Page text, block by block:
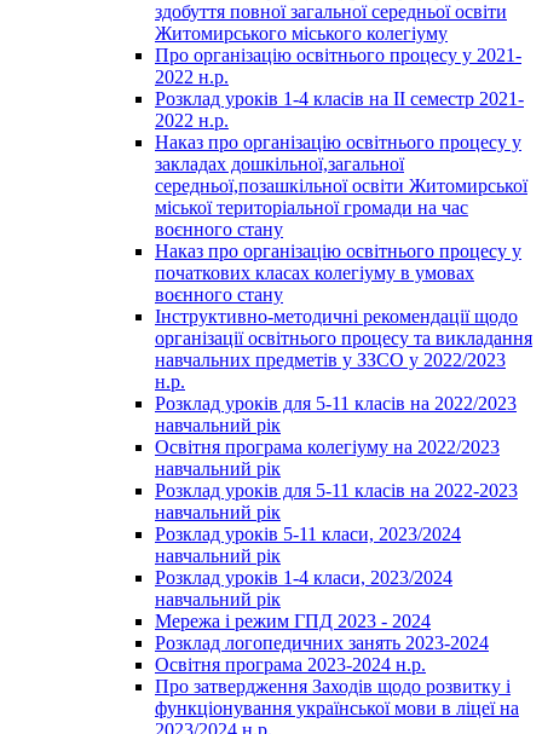
здобуття повної загальної середньої освіти
Житомирського міського колегіуму
Про організацію освітнього процесу у 2021-
2022 н.р.
Розклад уроків 1-4 класів на ІІ семестр 2021-
2022 н.р.
Наказ про організацію освітнього процесу у
закладах дошкільної,загальної
середньої,позашкільної освіти Житомирської
міської територіальної громади на час
воєнного стану
Наказ про організацію освітнього процесу у
початкових класах колегіуму в умовах
воєнного стану
Інструктивно-методичні рекомендації щодо
організації освітнього процесу та викладання
навчальних предметів у ЗЗСО у 2022/2023
н.р.
Розклад уроків для 5-11 класів на 2022/2023
навчальний рік
Освітня програма колегіуму на 2022/2023
навчальний рік
Розклад уроків для 5-11 класів на 2022-2023
навчальний рік
Розклад уроків 5-11 класи, 2023/2024
навчальний рік
Розклад уроків 1-4 класи, 2023/2024
навчальний рік
Мережа і режим ГПД 2023 - 2024
Розклад логопедичних занять 2023-2024
Освітня програма 2023-2024 н.р.
Про затвердження Заходів щодо розвитку і
функціонування української мови в ліцеї на